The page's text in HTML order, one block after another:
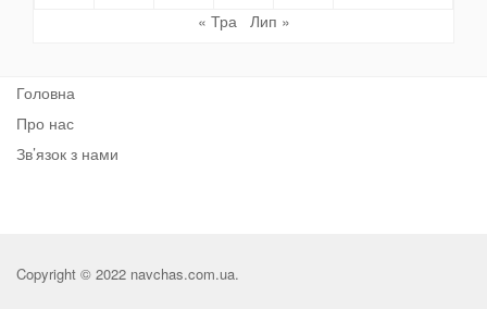
« Тра
Лип »
Головна
Про нас
Зв’язок з нами
Copyright © 2022 navchas.com.ua.